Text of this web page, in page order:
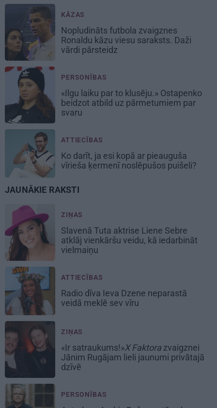
KĀZAS
Nopludināts futbola zvaigznes
Ronaldu kāzu viesu saraksts. Daži
vārdi pārsteidz
PERSONĪBAS
«Ilgu laiku par to klusēju.» Ostapenko
beidzot atbild uz pārmetumiem par
svaru
ATTIECĪBAS
Ko darīt, ja esi kopā ar pieauguša
vīrieša ķermenī noslēpušos puišeli?
JAUNĀKIE RAKSTI
ZIŅAS
Slavenā Tuta aktrise Liene Sebre
atklāj vienkāršu veidu, kā iedarbināt
vielmaiņu
ATTIECĪBAS
Radio dīva Ieva Dzene neparastā
veidā meklē sev vīru
ZIŅAS
«Ir satraukums!»X Faktora zvaigznei
Jānim Rugājam lieli jaunumi privātajā
dzīvē
PERSONĪBAS